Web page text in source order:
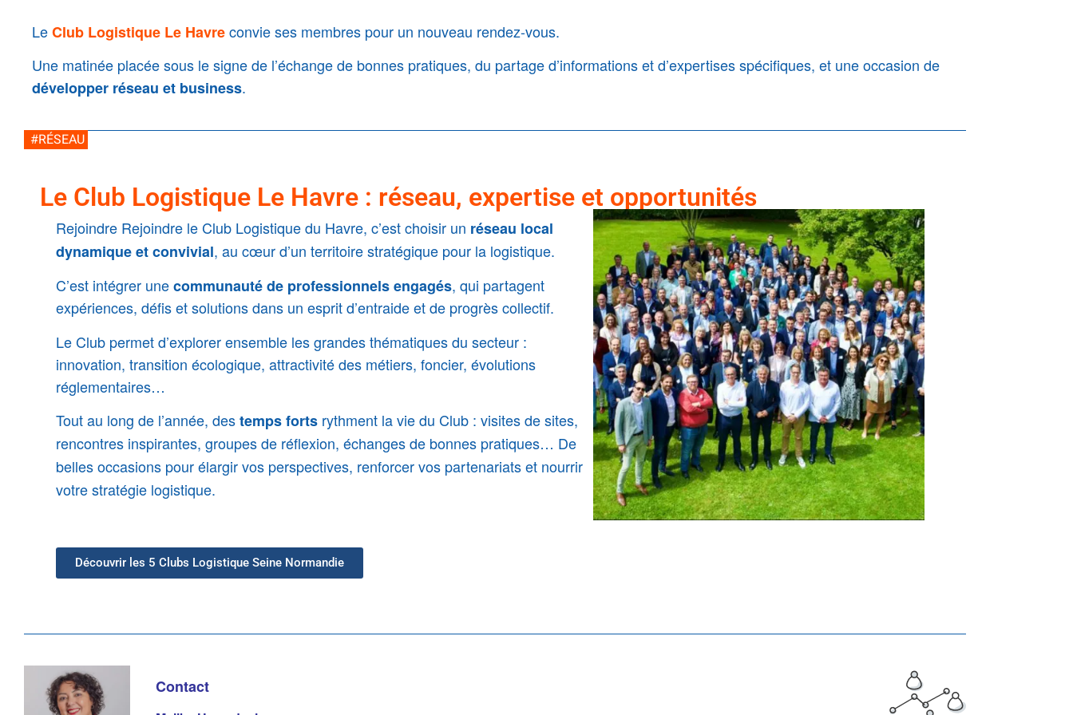
LeClub Logistique Le Havreconvie ses membres pour un nouveau rendez-vous.
Une matinée placée sous le signe de l’échange de bonnes pratiques, du partage d’informations et d’expertises spécifiques, et une occasion de
développer réseau et business.
#RÉSEAU
Le Club Logistique Le Havre : réseau, expertise et opportunités
Rejoindre Rejoindre le Club Logistique du Havre, c’est choisir un réseau local
dynamique et convivial, au cœur d’un territoire stratégique pour la logistique.
C’est intégrer unecommunauté de professionnels engagés, qui partagent
expériences, défis et solutions dans un esprit d’entraide et de progrès collectif.
Le Club permet d’explorer ensemble les grandes thématiques du secteur :
innovation, transition écologique, attractivité des métiers, foncier, évolutions
réglementaires…
Tout au long de l’année, destemps forts rythment la vie du Club : visites de sites,
rencontres inspirantes, groupes de réflexion, échanges de bonnes pratiques… De
belles occasions pour élargir vos perspectives, renforcer vos partenariats et nourrir
votre stratégie logistique.
Découvrir les 5 Clubs Logistique Seine Normandie
Contact